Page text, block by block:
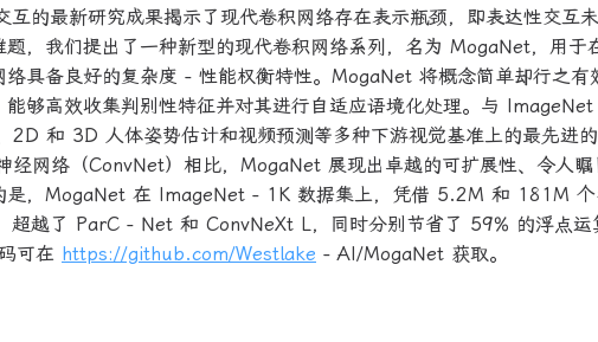
互的最新研究成果揭示了现代卷积网络存在表示瓶颈，即表达性交互
，我们提出了一种新型的现代卷积网络系列，名为 MogaNet，用于
络具备良好的复杂度 - 性能权衡特性。MogaNet 将概念简单却行之有
够高效收集判别性特征并对其进行自适应语境化处理。与
2D 和 3D 人体姿势估计和视频预测等多种下游视觉基准上的最先进
经网络（ConvNet）相比，MogaNet 展现出卓越的可扩展性、令人
是，MogaNet 在 ImageNet - 1K 数据集上，凭借 5.2M 和 181M 个
越了 ParC - Net 和 ConvNeXt L，同时分别节省了 59% 的浮点运
可在 https://github.com/Westlake - AI/MogaNet 获取。